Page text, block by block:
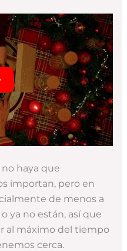
haya que
importan, pero en
de menos a
ya no están, así que
al máximo del tiempo
cerca.